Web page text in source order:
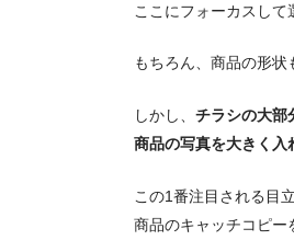
ここにフォーカスして
もちろん、商品の形状
しかし、 チラシの大部
商品の写真を大きく入
この1番注目される目
商品のキャッチコピー